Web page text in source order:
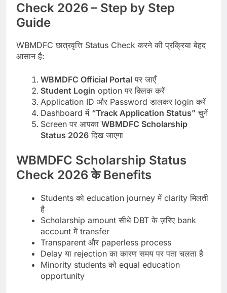
Check 2026 – Step by Step
Guide
WBMDFC छात्रवृत्ति Status Check करने की प्रक्रिया बेहद
आसान है:
WBMDFC Official Portal पर जाएँ
Student Login option पर क्लिक करें
Application ID और Password डालकर login करें
Dashboard में “Track Application Status” चुनें
Screen पर आपका WBMDFC Scholarship
Status 2026 दिख जाएगा
WBMDFC Scholarship Status
Check 2026 के Benefits
Students को education journey में clarity मिलती
है
Scholarship amount सीधे DBT के ज़रिए bank
account में transfer
Transparent और paperless process
Delay या rejection का कारण समय पर पता चलता है
Minority students को equal education
opportunity